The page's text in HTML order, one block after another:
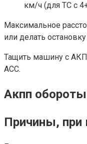
км/ч (для ТС с
Максимальное
или делать
Тащить машину с
АСС.
Акпп обороты
Причины, при